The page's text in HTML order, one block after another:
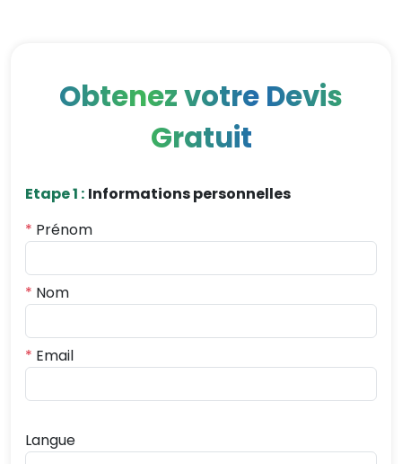
Obtenez votre Devis
Gratuit
Etape 1 : Informations personnelles
* Prénom
* Nom
* Email
Langue